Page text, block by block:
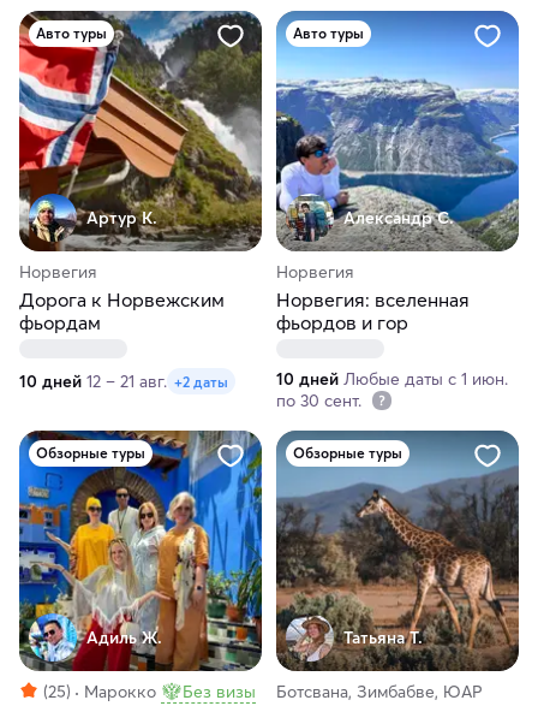
Авто туры
Артур К.
Норвегия
Дорога к Норвежским
фьордам
10 дней 12 – 21 авг. +2 даты
Авто туры
Александр С.
Норвегия
Норвегия: вселенная
фьордов и гор
10 дней Любые даты с 1 июн.
по 30 сент.
Обзорные туры
Адиль Ж.
(25) Марокко Без визы
Обзорные туры
Татьяна Т.
Ботсвана, Зимбабве, ЮАР